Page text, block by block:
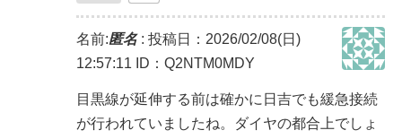
名前:匿名: 投稿日：2026/02/08(日)
12:57:11
ID：Q2NTM0MDY
目黒線が延伸する前は確かに日吉でも緩急接続
が行われていましたね。ダイヤの都合上でしょ